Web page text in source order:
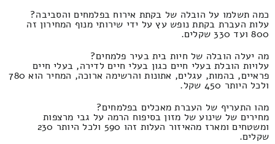
כמה תשלמו על הובלה של בקתת אירוח בפלמחים והסביבה?
עלות העברת בקתת נופש עץ על ידי שירותי מנוף המחירון זה
800 ועד 330 שקלים.
מה יעלה הובלה של חיות בית בעיר פלמחים?
עלויות הובלת בעלי חיים כגון בעלי חיים לדירה, בעלי חיים
פראיים, בהמות, עגלים, אתונות והרשימה ארוכה, המחיר הוא 780
ולכל היותר 450 שקל.
מהו התעריף של העברת מאכלים בפלמחים?
מחירים של שינוע של מזון בסיפוח הרמה על גבי מרצפות
ומשטחים ומארז מהאיזור העלות זהו 590 ולכל היותר 230
שקלים.